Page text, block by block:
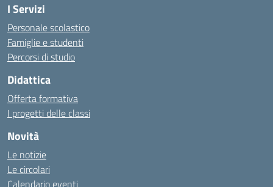
I Servizi
Personale scolastico
Famiglie e studenti
Percorsi di studio
Didattica
Offerta formativa
I progetti delle classi
Novità
Le notizie
Le circolari
Calendario eventi